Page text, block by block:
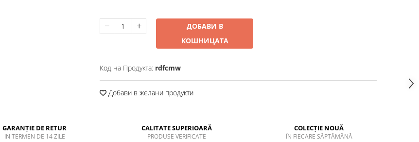
ДОБАВИ В
КОШНИЦАТА
Код на Продукта: rdfcmw
Добави в желани продукти
GARANȚIE DE RETUR
IN TERMEN DE 14 ZILE
CALITATE SUPERIOARĂ
PRODUSE VERIFICATE
COLECȚIE NOUĂ
ÎN FIECARE SĂPTĂMÂNĂ